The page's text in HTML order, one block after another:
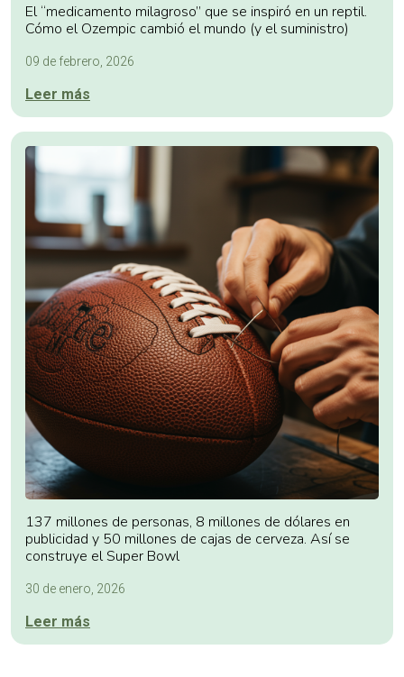
El “medicamento milagroso” que se inspiró en un reptil.
Cómo el Ozempic cambió el mundo (y el suministro)
09 de febrero, 2026
Leer más
137 millones de personas, 8 millones de dólares en
publicidad y 50 millones de cajas de cerveza. Así se
construye el Super Bowl
30 de enero, 2026
Leer más